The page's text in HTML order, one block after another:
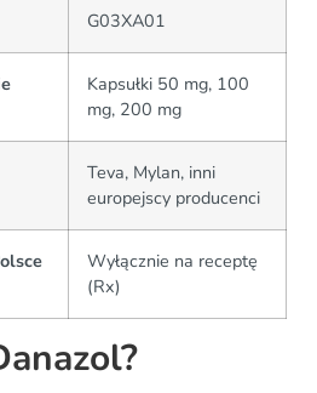
G03XA01
Kapsułki 50 mg, 100
mg, 200 mg
Teva, Mylan, inni
europejscy producenci
Wyłącznie na receptę
(Rx)